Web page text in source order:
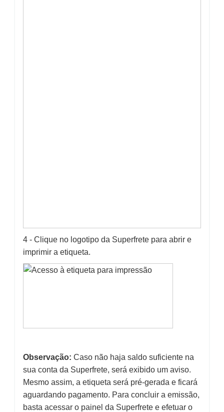
4 - Clique no logotipo da Superfrete para abrir e
imprimir a etiqueta.
Observação: Caso não haja saldo suficiente na
sua conta da Superfrete, será exibido um aviso.
Mesmo assim, a etiqueta será pré-gerada e ficará
aguardando pagamento. Para concluir a emissão,
basta acessar o painel da Superfrete e efetuar o